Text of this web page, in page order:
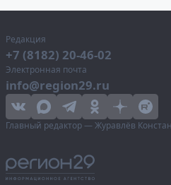
Редакция
+7 (8182) 20-46-02
Электронная почта
info@region29.ru
Главный редактор — Журавлёв